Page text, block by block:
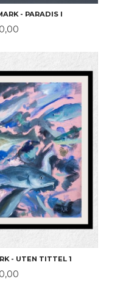
- PARADIS I
- UTEN TITTEL 1